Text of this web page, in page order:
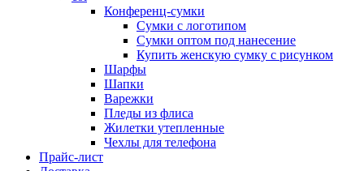
Конференц-сумки
Сумки с логотипом
Сумки оптом под нанесение
Купить женскую сумку с рисунком
Шарфы
Шапки
Варежки
Пледы из флиса
Жилетки утепленные
Чехлы для телефона
Прайс-лист